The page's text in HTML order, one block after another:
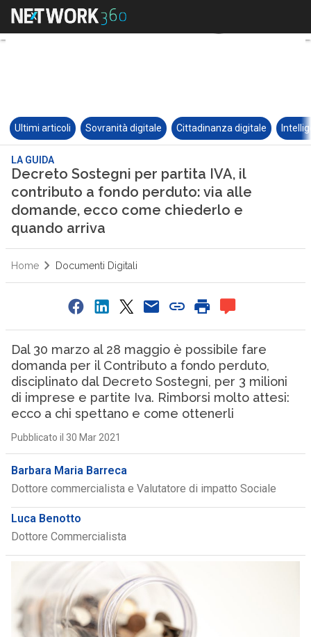
Ultimi articoli Sovranità digitale Cittadinanza digitale
LA GUIDA
Decreto Sostegni per partita IVA, il
contributo a fondo perduto: via alle
domande, ecco come chiederlo e
quando arriva
Home Documenti Digitali
Dal 30 marzo al 28 maggio è possibile fare
domanda per il Contributo a fondo perduto,
disciplinato dal Decreto Sostegni, per 3 milioni
di imprese e partite Iva. Rimborsi molto attesi:
ecco a chi spettano e come ottenerli
Pubblicato il 30 Mar 2021
Barbara Maria Barreca
Dottore commercialista e Valutatore di impatto Sociale
Luca Benotto
Dottore Commercialista